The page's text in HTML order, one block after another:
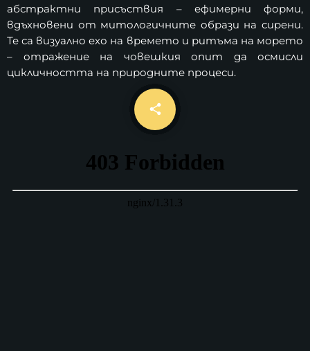
АПРИЛ 18, 2022
абстрактни присъствия – ефимерни форми,
вдъхновени от митологичните образи на сирени.
Те са визуално ехо на времето и ритъма на морето
– отражение на човешкия опит да осмисли
цикличността на природните процеси.
share
email